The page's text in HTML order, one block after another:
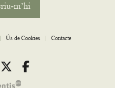
m’hi
| Ús de Cookies | Contacte
a instagram
Link a twitter
Link a facebook